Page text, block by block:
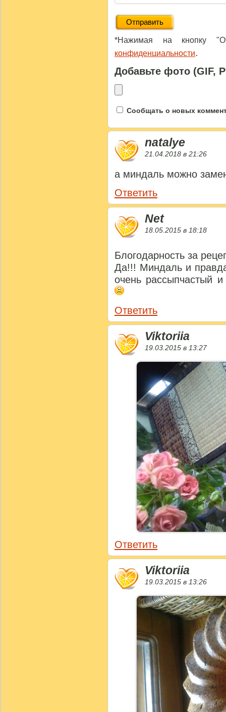
*Нажимая на кнопку
конфиденциальности.
Добавьте фото (GIF,
Сообщать о новых
natalye
21.04.2018 в 21:26
а миндаль можно
Ответить
Net
18.05.2015 в 18:18
Блогодарность за
Да!!! Миндаль и
очень рассыпчастый
Ответить
Viktoriia
19.03.2015 в 13:27
Ответить
Viktoriia
19.03.2015 в 13:26